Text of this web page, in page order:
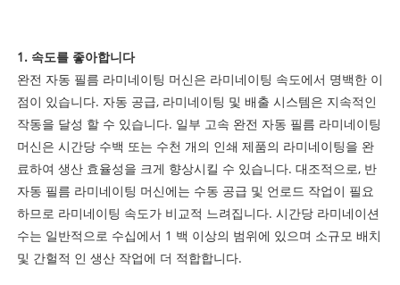
1. 속도를 좋아합니다
완전 자동 필름 라미네이팅 머신은 라미네이팅 속도에서 명백한 이
점이 있습니다. 자동 공급, 라미네이팅 및 배출 시스템은 지속적인
작동을 달성 할 수 있습니다. 일부 고속 완전 자동 필름 라미네이팅
머신은 시간당 수백 또는 수천 개의 인쇄 제품의 라미네이팅을 완
료하여 생산 효율성을 크게 향상시킬 수 있습니다. 대조적으로, 반
자동 필름 라미네이팅 머신에는 수동 공급 및 언로드 작업이 필요
하므로 라미네이팅 속도가 비교적 느려집니다. 시간당 라미네이션
수는 일반적으로 수십에서 1 백 이상의 범위에 있으며 소규모 배치
및 간헐적 인 생산 작업에 더 적합합니다.